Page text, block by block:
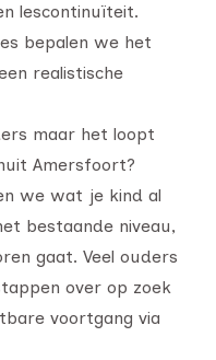
lescontinuïteit.
bepalen we het
realistische
maar het loopt
Amersfoort?
we wat je kind al
bestaande niveau,
gaat. Veel ouders
over op zoek
voortgang via